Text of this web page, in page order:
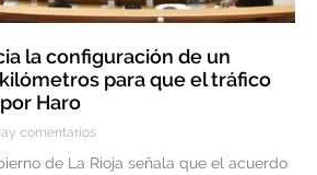
la configuración de un
para que el tráfico
Haro
comentarios
de La Rioja señala que el acuerdo